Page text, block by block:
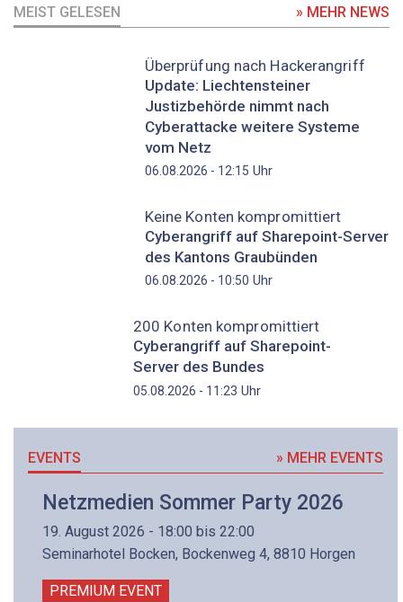
MEIST GELESEN » MEHR NEWS
Überprüfung nach Hackerangriff
Update: Liechtensteiner
Justizbehörde nimmt nach
Cyberattacke weitere Systeme
vom Netz
06.08.2026 - 12:15 Uhr
Keine Konten kompromittiert
Cyberangriff auf Sharepoint-Server
des Kantons Graubünden
06.08.2026 - 10:50 Uhr
200 Konten kompromittiert
Cyberangriff auf Sharepoint-
Server des Bundes
05.08.2026 - 11:23 Uhr
EVENTS » MEHR EVENTS
Netzmedien Sommer Party 2026
19. August 2026 - 18:00 bis 22:00
Seminarhotel Bocken, Bockenweg 4, 8810 Horgen
PREMIUM EVENT